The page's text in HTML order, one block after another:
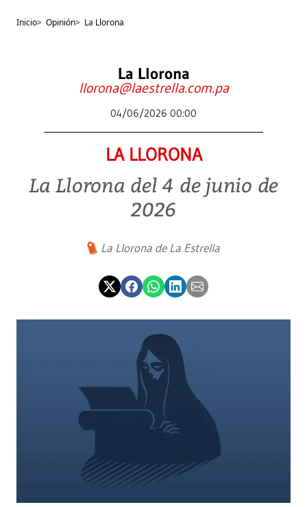
Inicio> Opinión> La Llorona
La Llorona
llorona@laestrella.com.pa
04/06/2026 00:00
LA LLORONA
La Llorona del 4 de junio de
2026
La Llorona de La Estrella